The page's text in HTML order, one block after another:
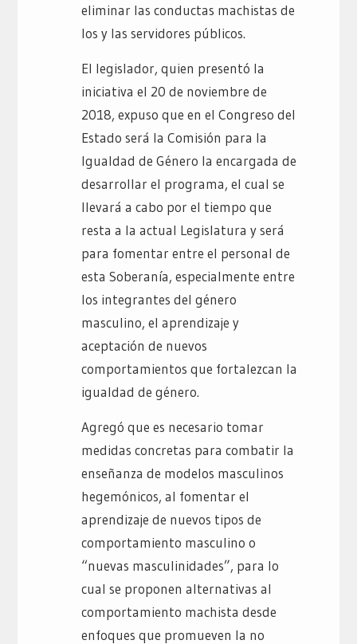
eliminar las conductas machistas de
los y las servidores públicos.
El legislador, quien presentó la
iniciativa el 20 de noviembre de
2018, expuso que en el Congreso del
Estado será la Comisión para la
Igualdad de Género la encargada de
desarrollar el programa, el cual se
llevará a cabo por el tiempo que
resta a la actual Legislatura y será
para fomentar entre el personal de
esta Soberanía, especialmente entre
los integrantes del género
masculino, el aprendizaje y
aceptación de nuevos
comportamientos que fortalezcan la
igualdad de género.
Agregó que es necesario tomar
medidas concretas para combatir la
enseñanza de modelos masculinos
hegemónicos, al fomentar el
aprendizaje de nuevos tipos de
comportamiento masculino o
“nuevas masculinidades”, para lo
cual se proponen alternativas al
comportamiento machista desde
enfoques que promueven la no